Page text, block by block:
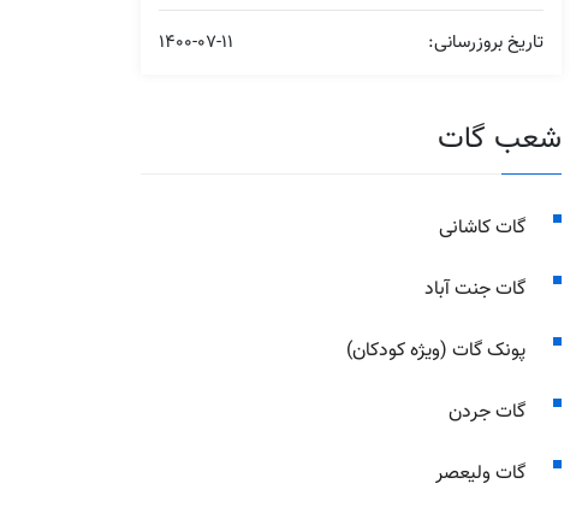
تاریخ بروزرسانی: 1400-07-11
شعب گات
گات کاشانی
گات جنت آباد
پونک گات (ویژه کودکان)
گات جردن
گات ولیعصر